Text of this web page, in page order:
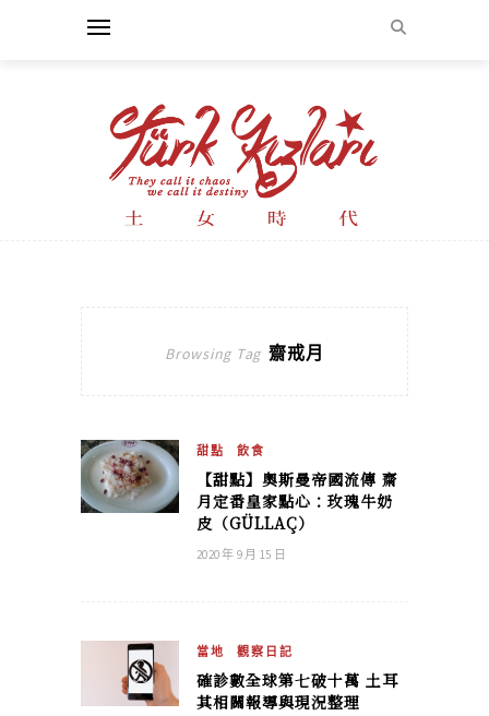
Browsing Tag 齋戒月
甜點 飲食
【甜點】奧斯曼帝國流傳 齋
月定番皇家點心：玫瑰牛奶
皮（GÜLLAÇ）
2020 年 9 月 15 日
當地 觀察日記
確診數全球第七破十萬 土耳
其相關報導與現況整理